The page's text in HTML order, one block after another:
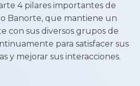
4 pilares importantes de
Banorte, que mantiene un
con sus diversos grupos de
para satisfacer sus
y mejorar sus interacciones.